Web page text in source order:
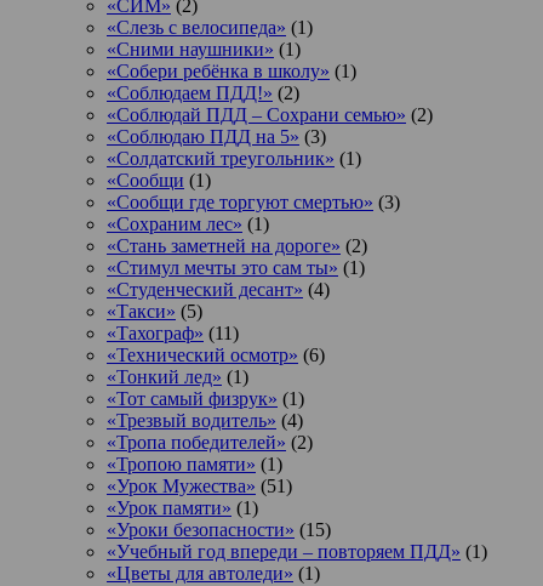
«СИМ» (2)
«Слезь с велосипеда» (1)
«Сними наушники» (1)
«Собери ребёнка в школу» (1)
«Соблюдаем ПДД!» (2)
«Соблюдай ПДД – Сохрани семью» (2)
«Соблюдаю ПДД на 5» (3)
«Солдатский треугольник» (1)
«Сообщи (1)
«Сообщи где торгуют смертью» (3)
«Сохраним лес» (1)
«Стань заметней на дороге» (2)
«Стимул мечты это сам ты» (1)
«Студенческий десант» (4)
«Такси» (5)
«Тахограф» (11)
«Технический осмотр» (6)
«Тонкий лед» (1)
«Тот самый физрук» (1)
«Трезвый водитель» (4)
«Тропа победителей» (2)
«Тропою памяти» (1)
«Урок Мужества» (51)
«Урок памяти» (1)
«Уроки безопасности» (15)
«Учебный год впереди – повторяем ПДД» (1)
«Цветы для автоледи» (1)